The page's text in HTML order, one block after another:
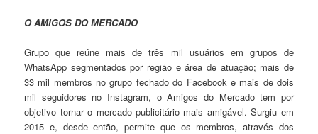
O AMIGOS DO MERCADO
Grupo que reúne mais de três mil usuários em grupos de
WhatsApp segmentados por região e área de atuação; mais de
33 mil membros no grupo fechado do Facebook e mais de dois
mil seguidores no Instagram, o Amigos do Mercado tem por
objetivo tornar o mercado publicitário mais amigável. Surgiu em
2015 e, desde então, permite que os membros, através dos